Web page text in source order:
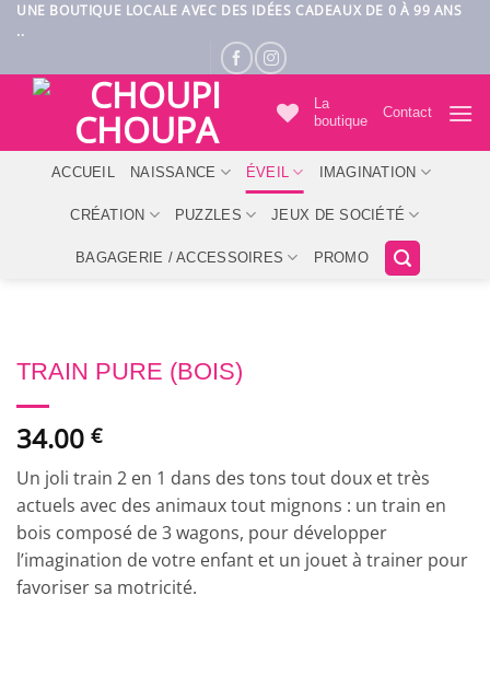
Passer
au
UNE BOUTIQUE LOCALE AVEC DES IDÉES CADEAUX DE 0 À 99 ANS
..
La
boutique
Contact
ACCUEIL NAISSANCE ÉVEIL IMAGINATION
CRÉATION PUZZLES JEUX DE SOCIÉTÉ
BAGAGERIE / ACCESSOIRES PROMO
TRAIN PURE (BOIS)
34.00 €
Un joli train 2 en 1 dans des tons tout doux et très
actuels avec des animaux tout mignons : un train en
bois composé de 3 wagons, pour développer
l’imagination de votre enfant et un jouet à trainer pour
favoriser sa motricité.